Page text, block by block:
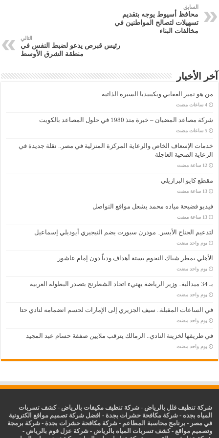
السابق
محافظ أسيوط يوجه بتقديم
تسهيلات لتصالح المواطنين في
مخالفات البناء
التالي
رئيس قبرص يدعو لضبط النفس في
منطقة الشرق الأوسط
آخر الأخبار
من هو نمير العقابي ويكيبيديا السيرة الذاتية
‏4 ساعات مضت
شركة مصاعد المضيان – خبرة منذ 1980 في حلول المصاعد بالكويت
‏5 ساعات مضت
خدمات الإسعاف الخاص والرعاية المركزة المنزلية في مصر.. نقلة جديدة في
الرعاية الصحية العاجلة
‏12 ساعة مضت
مقطع كايو البرازيلي
‏13 ساعة مضت
فيديو فضيحة مياده محمد يشعل مواقع التواصل
‏13 ساعة مضت
لتدعيم الجناح الأيسر.. مودرن سبورت يضم النيجيري أيوديلي إسماعيل
‏يوم واحد مضت
الأهلي يمطر شباك النجوم بستة أهداف ودياً دون إمام عاشور
‏يوم واحد مضت
بـ 34 ميدالية.. وزير الرياضة يهنيء اتحاد الشطرنج بتصدر البطولة العربية
‏يوم واحد مضت
في الساعات المقبلة.. سيف الجزيري إلى الإمارات لحسم انضمامه لنادي حتا
‏يوم واحد مضت
في طريقها لخزينة النادي.. الزمالك يترقب ملايين صفقة حسام عبد المجيد
‏يوم واحد مضت
شركة تنظيف فلل بالرياض -شركة تنظيف مكيفات بالرياض -كشف تسربات
المياه بجده -شركة مكافحة حشرات بجدة - افضل شركة تصميم مواقع الكترونية
في مصر - برنامج محاسبة المطاعم -شركة مكافحة حشرات بجدة -شركة برمجة
وتصميم مواقع -كشف تسربات المياه بالرياض -شركة عزل فوم بالرياض -